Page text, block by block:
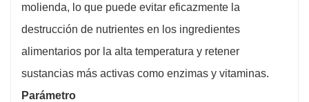
molienda, lo que puede evitar eficazmente la
destrucción de nutrientes en los ingredientes
alimentarios por la alta temperatura y retener
sustancias más activas como enzimas y vitaminas.
Parámetro